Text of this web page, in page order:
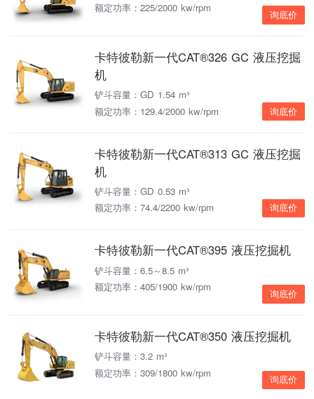
额定功率：225/2000 kw/rpm
询底价
卡特彼勒新一代CAT®326 GC 液压挖掘
机
铲斗容量：GD 1.54 m³
额定功率：129.4/2000 kw/rpm
询底价
卡特彼勒新一代CAT®313 GC 液压挖掘
机
铲斗容量：GD 0.53 m³
额定功率：74.4/2200 kw/rpm
询底价
卡特彼勒新一代CAT®395 液压挖掘机
铲斗容量：6.5～8.5 m³
额定功率：405/1900 kw/rpm
询底价
卡特彼勒新一代CAT®350 液压挖掘机
铲斗容量：3.2 m³
额定功率：309/1800 kw/rpm
询底价